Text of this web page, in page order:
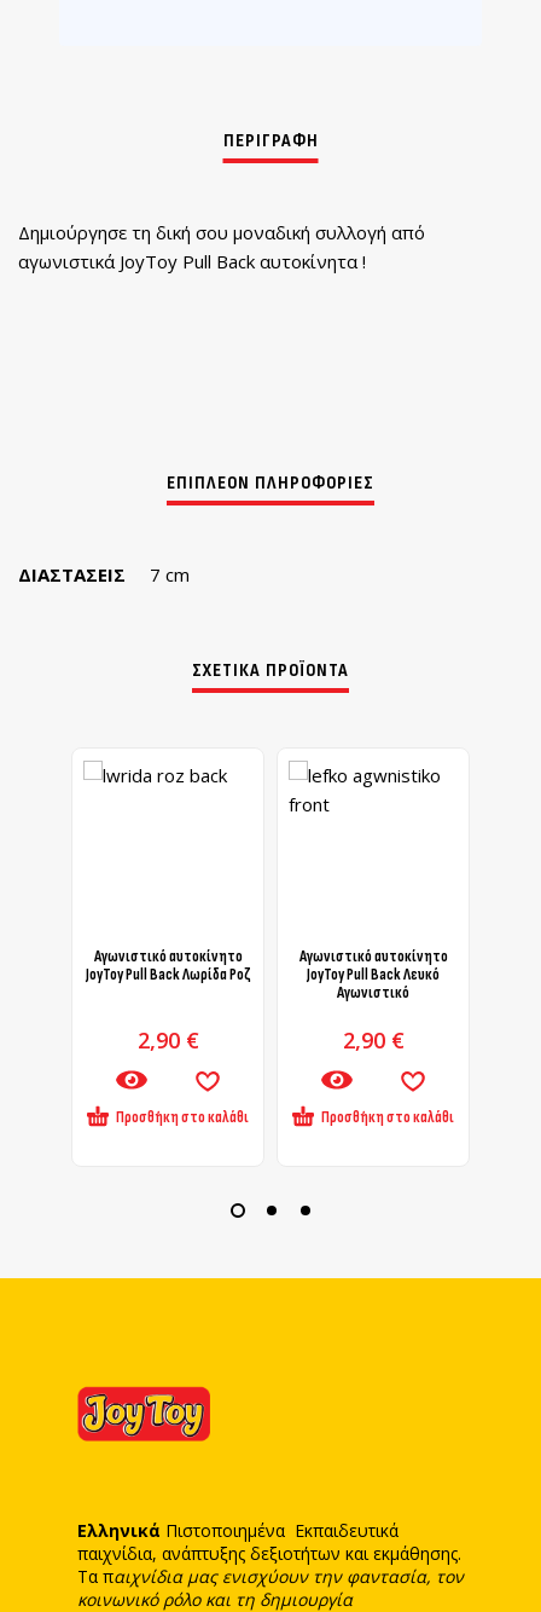
Δημιούργησε τη δική σου μοναδική συλλογή από
αγωνιστικά JoyToy Pull Back αυτοκίνητα !
ΔΙΑΣΤΆΣΕΙΣ 7 cm
ΣΧΕΤΙΚΆ ΠΡΟΪΌΝΤΑ
Αγωνιστικό αυτοκίνητο
JoyToy Pull Back Λωρίδα Ροζ
2,90 €
Προσθήκη στο καλάθι
Αγωνιστικό αυτοκίνητο
JoyToy Pull Back Λευκό
Αγωνιστικό
2,90 €
Προσθήκη στο καλάθι
Ελληνικά Πιστοποιημένα Εκπαιδευτικά
παιχνίδια, ανάπτυξης δεξιοτήτων και εκμάθησης.
Τα παιχνίδια μας ενισχύουν την φαντασία, τον
κοινωνικό ρόλο και τη δημιουργία